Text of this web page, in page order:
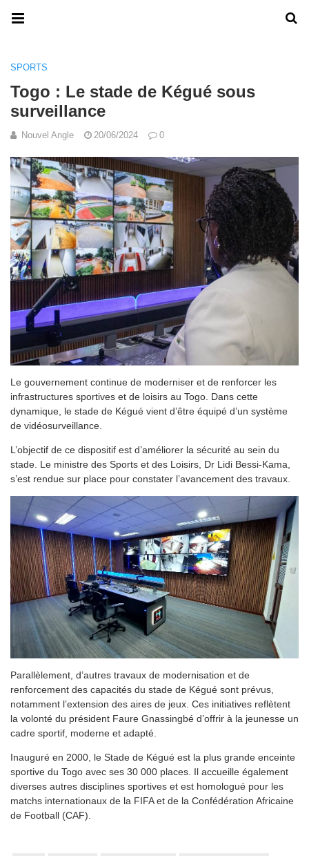
SPORTS
Togo : Le stade de Kégué sous
surveillance
Nouvel Angle 20/06/2024 0
Le gouvernement continue de moderniser et de renforcer les
infrastructures sportives et de loisirs au Togo. Dans cette
dynamique, le stade de Kégué vient d’être équipé d’un système
de vidéosurveillance.
L’objectif de ce dispositif est d’améliorer la sécurité au sein du
stade. Le ministre des Sports et des Loisirs, Dr Lidi Bessi-Kama,
s’est rendue sur place pour constater l’avancement des travaux.
Parallèlement, d’autres travaux de modernisation et de
renforcement des capacités du stade de Kégué sont prévus,
notamment l’extension des aires de jeux. Ces initiatives reflètent
la volonté du président Faure Gnassingbé d’offrir à la jeunesse un
cadre sportif, moderne et adapté.
Inauguré en 2000, le Stade de Kégué est la plus grande enceinte
sportive du Togo avec ses 30 000 places. Il accueille également
diverses autres disciplines sportives et est homologué pour les
matchs internationaux de la FIFA et de la Confédération Africaine
de Football (CAF).